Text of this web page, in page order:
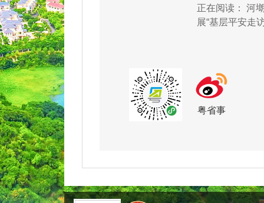
正在阅读：河
展“基层平安走
粤省事